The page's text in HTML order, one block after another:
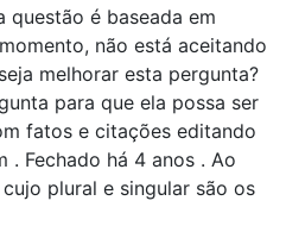
questão é baseada em
não está aceitando
melhorar esta pergunta?
para que ela possa ser
fatos e citações editando
. Fechado há 4 anos . Ao
plural e singular são os